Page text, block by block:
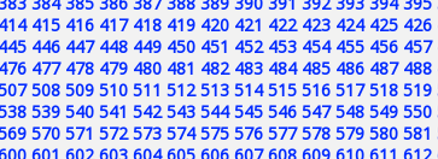
414 415 416 417 418 419 420 421 422 423 424 425 426
445 446 447 448 449 450 451 452 453 454 455 456 457
476 477 478 479 480 481 482 483 484 485 486 487 488
508 509 510 511 512 513 514 515 516 517 518 519
539 540 541 542 543 544 545 546 547 548 549 550
570 571 572 573 574 575 576 577 578 579 580 581